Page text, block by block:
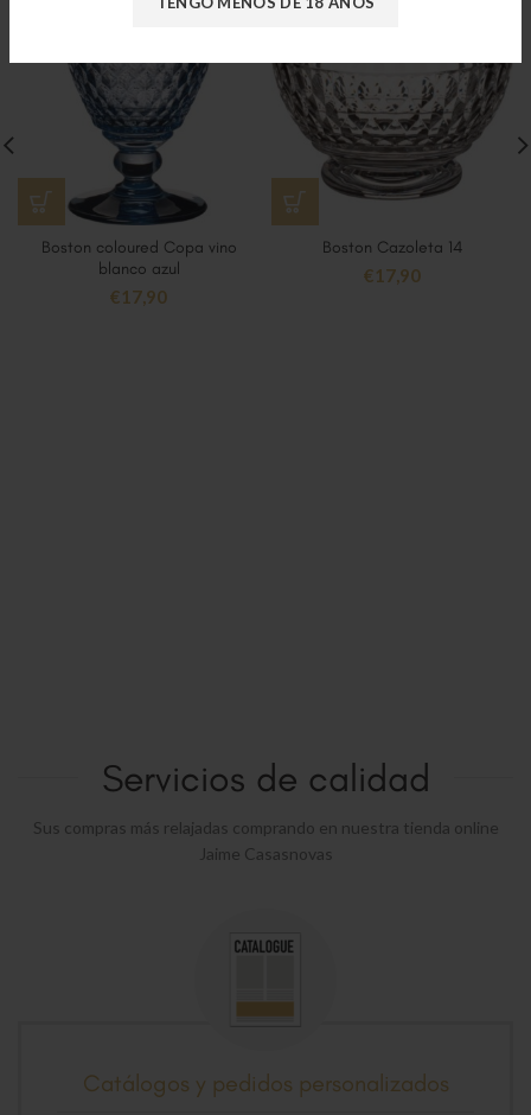
Boston coloured Copa vino
blanco azul
€17,90
Boston Cazoleta 14
€17,90
Servicios de calidad
Sus compras más relajadas comprando en nuestra tienda online
Jaime Casasnovas
Catálogos y pedidos personalizados